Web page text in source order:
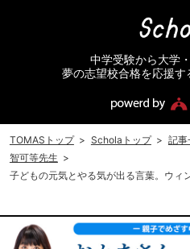
中学受験から大学
夢の志望校合格を応援
TOMASトップ > Scholaトップ > 記事
智可等先生 >
子どもの元気とやる気が出る言葉。ウィ